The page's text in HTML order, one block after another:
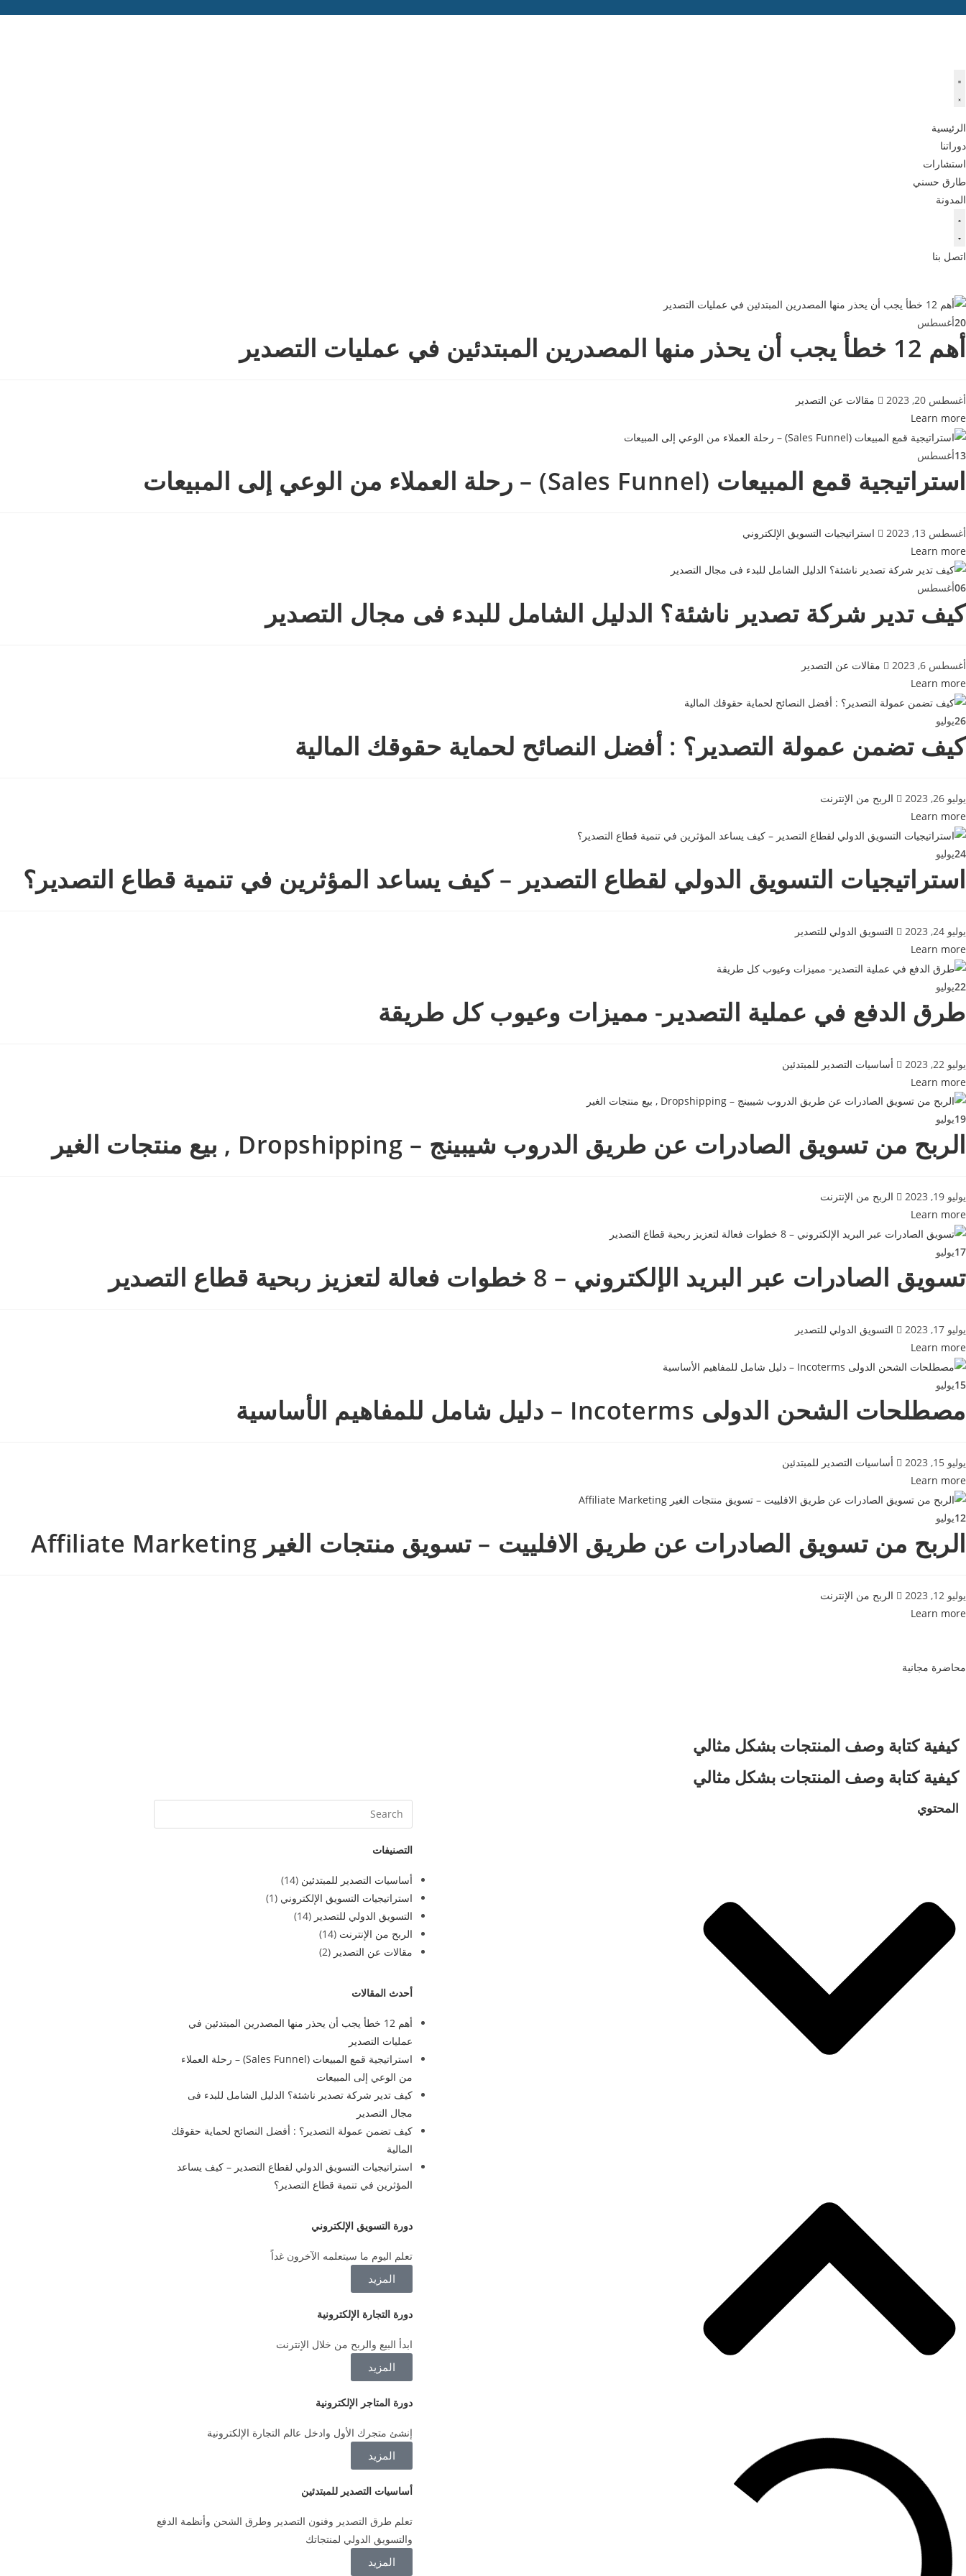
الرئيسية
دوراتنا
استشارات
طارق حسني
المدونة
اتصل بنا
20أغسطس
أهم 12 خطأ يجب أن يحذر منها المصدرين المبتدئين في عمليات التصدير
أغسطس 20, 2023
مقالات عن التصدير
Learn more
13أغسطس
استراتيجية قمع المبيعات (Sales Funnel) – رحلة العملاء من الوعي إلى المبيعات
أغسطس 13, 2023
استراتيجيات التسويق الإلكتروني
Learn more
06أغسطس
كيف تدير شركة تصدير ناشئة؟ الدليل الشامل للبدء فى مجال التصدير
أغسطس 6, 2023
مقالات عن التصدير
Learn more
26يوليو
كيف تضمن عمولة التصدير؟ : أفضل النصائح لحماية حقوقك المالية
يوليو 26, 2023
الربح من الإنترنت
Learn more
24يوليو
استراتيجيات التسويق الدولي لقطاع التصدير – كيف يساعد المؤثرين في تنمية قطاع التصدير؟
يوليو 24, 2023
التسويق الدولي للتصدير
Learn more
22يوليو
طرق الدفع في عملية التصدير- مميزات وعيوب كل طريقة
يوليو 22, 2023
أساسيات التصدير للمبتدئين
Learn more
19يوليو
الربح من تسويق الصادرات عن طريق الدروب شيبينج – Dropshipping , بيع منتجات الغير
يوليو 19, 2023
الربح من الإنترنت
Learn more
17يوليو
تسويق الصادرات عبر البريد الإلكتروني – 8 خطوات فعالة لتعزيز ربحية قطاع التصدير
يوليو 17, 2023
التسويق الدولي للتصدير
Learn more
15يوليو
مصطلحات الشحن الدولى Incoterms – دليل شامل للمفاهيم الأساسية
يوليو 15, 2023
أساسيات التصدير للمبتدئين
Learn more
12يوليو
الربح من تسويق الصادرات عن طريق الافلييت – تسويق منتجات الغير Affiliate Marketing
يوليو 12, 2023
الربح من الإنترنت
Learn more
محاضرة مجانية
كيفية كتابة وصف المنتجات بشكل مثالي
كيفية كتابة وصف المنتجات بشكل مثالي
المحتوي
التصنيفات
أساسيات التصدير للمبتدئين (14)
استراتيجيات التسويق الإلكتروني (1)
التسويق الدولي للتصدير (14)
الربح من الإنترنت (14)
مقالات عن التصدير (2)
أحدث المقالات
أهم 12 خطأ يجب أن يحذر منها المصدرين المبتدئين في
عمليات التصدير
استراتيجية قمع المبيعات (Sales Funnel) – رحلة العملاء
من الوعي إلى المبيعات
كيف تدير شركة تصدير ناشئة؟ الدليل الشامل للبدء فى
مجال التصدير
كيف تضمن عمولة التصدير؟ : أفضل النصائح لحماية حقوقك
المالية
استراتيجيات التسويق الدولي لقطاع التصدير – كيف يساعد
المؤثرين في تنمية قطاع التصدير؟
دورة التسويق الإلكتروني
تعلم اليوم ما سيتعلمه الآخرون غداً
المزيد
دورة التجارة الإلكترونية
ابدأ البيع والربح من خلال الإنترنت
المزيد
دورة المتاجر الإلكترونية
إنشئ متجرك الأول وادخل عالم التجارة الإلكترونية
المزيد
أساسيات التصدير للمبتدئين
تعلم طرق التصدير وفنون التصدير وطرق الشحن وأنظمة الدفع
والتسويق الدولي لمنتجاتك
المزيد